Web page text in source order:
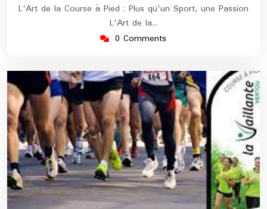
L'Art de la Course à Pied : Plus qu'un Sport, une Passion
L'Art de la…
0 Comments